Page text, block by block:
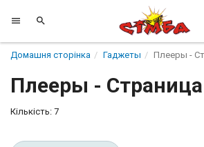
Домашня сторінка Гаджеты Плееры -
Плееры - Страница
Кількість: 7